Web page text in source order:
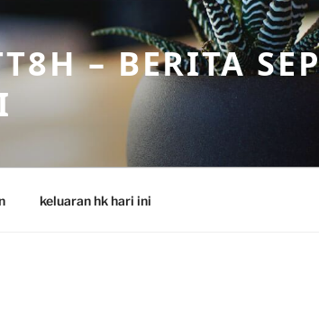
– BERITA
keluaran hk hari ini